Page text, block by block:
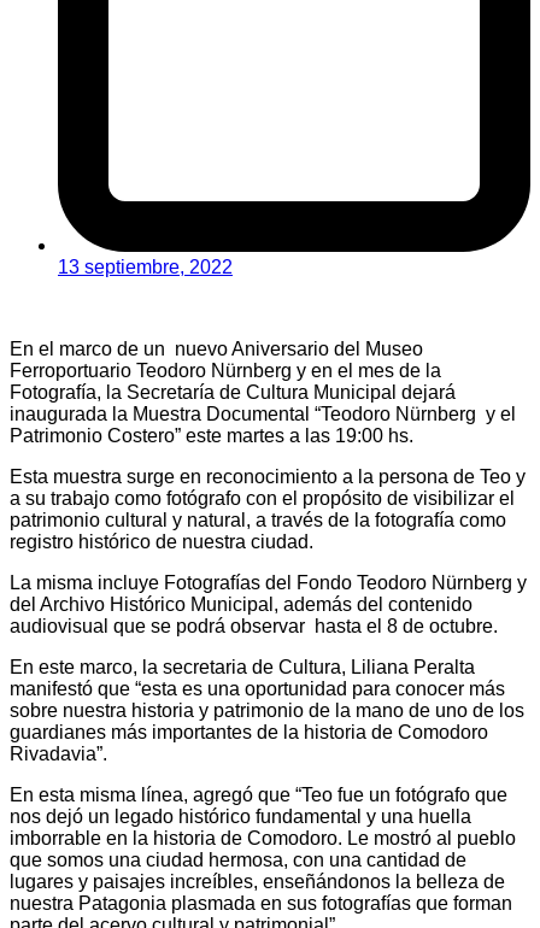
13 septiembre, 2022
En el marco de un nuevo Aniversario del Museo
Ferroportuario Teodoro Nürnberg y en el mes de la
Fotografía, la Secretaría de Cultura Municipal dejará
inaugurada la Muestra Documental “Teodoro Nürnberg y el
Patrimonio Costero” este martes a las 19:00 hs.
Esta muestra surge en reconocimiento a la persona de Teo y
a su trabajo como fotógrafo con el propósito de visibilizar el
patrimonio cultural y natural, a través de la fotografía como
registro histórico de nuestra ciudad.
La misma incluye Fotografías del Fondo Teodoro Nürnberg y
del Archivo Histórico Municipal, además del contenido
audiovisual que se podrá observar hasta el 8 de octubre.
En este marco, la secretaria de Cultura, Liliana Peralta
manifestó que “esta es una oportunidad para conocer más
sobre nuestra historia y patrimonio de la mano de uno de los
guardianes más importantes de la historia de Comodoro
Rivadavia”.
En esta misma línea, agregó que “Teo fue un fotógrafo que
nos dejó un legado histórico fundamental y una huella
imborrable en la historia de Comodoro. Le mostró al pueblo
que somos una ciudad hermosa, con una cantidad de
lugares y paisajes increíbles, enseñándonos la belleza de
nuestra Patagonia plasmada en sus fotografías que forman